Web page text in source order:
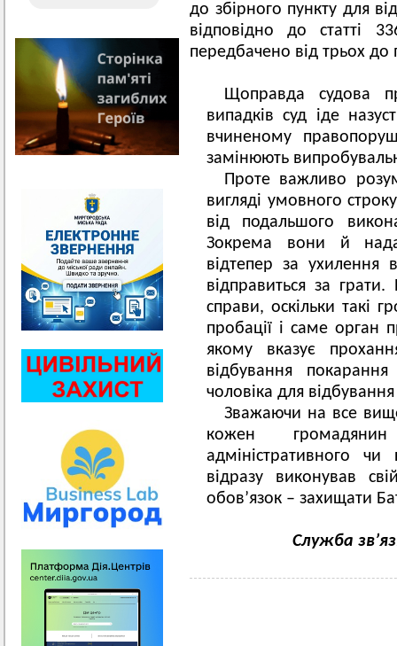
до збірного пункту для
відповідно до статті
передбачено від трьох до
Щоправда судова
випадків суд іде
вчиненому
замінюють
Проте важливо
вигляді умовного
від подальшого
Зокрема вони й
відтепер за ухилення
відправиться за
справи, оскільки такі
пробації і саме орган
якому вказує
відбування
чоловіка для
Зважаючи на все
кожен
адміністративного
відразу виконував
обов’язок – захищати
Служба